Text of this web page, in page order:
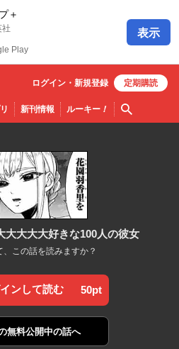
＋
社
Play
表示
新刊情報 ルーキー！ 検索
ログイン・ 新規登録 定期購読
大大大大好きな100人の彼女
この話を読みますか？
ンして読む 50pt
無料公開中の話へ